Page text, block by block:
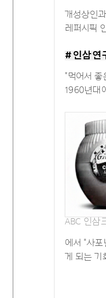
개성상인
레퍼시픽
# 인삼 연
"먹어서
1960년대
ABC 인삼
에서 "사
게 되는 기